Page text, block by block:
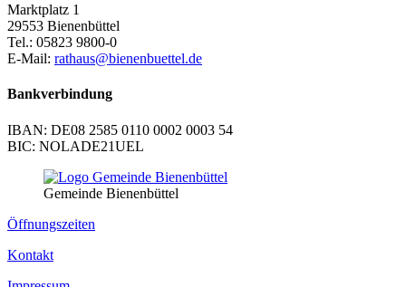
Marktplatz 1
29553 Bienenbüttel
Tel.: 05823 9800-0
E-Mail: rathaus@bienenbuettel.de
Bankverbindung
IBAN: DE08 2585 0110 0002 0003 54
BIC: NOLADE21UEL
Gemeinde Bienenbüttel
Öffnungszeiten
Kontakt